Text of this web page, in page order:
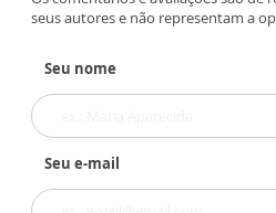
seus autores e não representam a
Seu nome
Seu e-mail